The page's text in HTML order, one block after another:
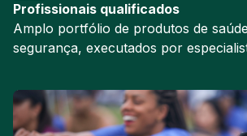
Profissionais qualificados
Amplo portfólio de produtos de
segurança, executados por